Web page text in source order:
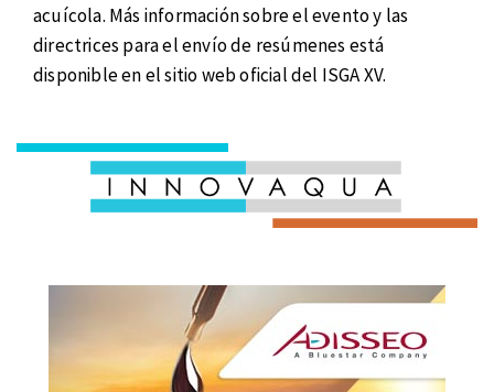
acuícola. Más información sobre el evento y las
directrices para el envío de resúmenes está
disponible en el sitio web oficial del ISGA XV.